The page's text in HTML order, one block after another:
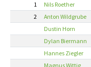
1 Nils Roether
2
Anton Wildgrube
Dustin Horn
Dylan Biermann
Hannes Ziegler
Magnus Wittig